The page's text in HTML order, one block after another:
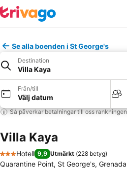
Se alla boenden i St George's
Destination
Villa Kaya
Från/till
Välj datum
Så påverkar betalningar till oss rankningen
Villa Kaya
3 Stjärnor
Hotell 9,9 Utmärkt (228 betyg)
Quarantine Point, St George's, Grenada